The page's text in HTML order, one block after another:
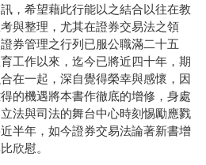
，希望藉此行能以之結合以往在教
與整理，尤其在證券交易法之領
券管理之行列已服公職滿二十五
工作以來，迄今已將近四十年，期
在一起，深自覺得榮幸與感懷，因
的機遇將本書作徹底的增修，身處
法與司法的舞台中心時刻惕勵應戮
半年，如今證券交易法論著新書增
欣慰。